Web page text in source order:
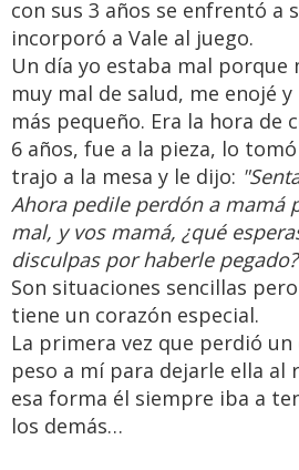
con sus 3 años se enfrentó a
incorporó a Vale al juego.
Un día yo estaba mal porque
muy mal de salud, me enojé
más pequeño. Era la hora de
6 años, fue a la pieza, lo
trajo a la mesa y le dijo:
Ahora pedile perdón a mamá
mal, y vos mamá, ¿qué
disculpas por haberle
Son situaciones sencillas
tiene un corazón especial.
La primera vez que perdió
peso a mí para dejarle ella al
esa forma él siempre iba a
los demás…